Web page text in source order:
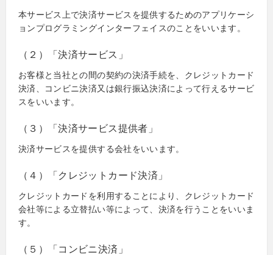
本サービス上で決済サービスを提供するためのアプリケーシ
ョンプログラミングインターフェイスのことをいいます。
（２）「決済サービス」
お客様と当社との間の契約の決済手続を、クレジットカード
決済、コンビニ決済又は銀行振込決済によって行えるサービ
スをいいます。
（３）「決済サービス提供者」
決済サービスを提供する会社をいいます。
（４）「クレジットカード決済」
クレジットカードを利用することにより、クレジットカード
会社等による立替払い等によって、決済を行うことをいいま
す。
（５）「コンビニ決済」